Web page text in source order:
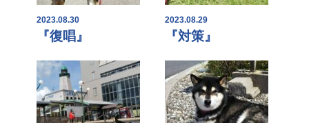
2023.08.30
『復唱』
2023.08.29
『対策』